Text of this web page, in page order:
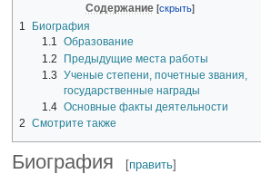
Содержание
1
Биография
1.1 Образование
1.2
Предыдущие места работы
1.3 Ученые степени, почетные звания,
государственные награды
1.4 Основные факты деятельности
2
Смотрите также
Биография [править]